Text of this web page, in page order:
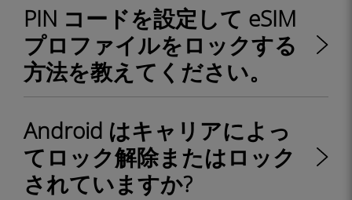
PIN コードを設定して eSIM
プロファイルをロックする
方法を教えてください。
Android はキャリアによっ
てロック解除またはロック
されていますか?